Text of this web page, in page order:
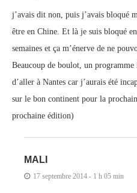
j’avais dit non, puis j’avais bloqué
être en Chine. Et là je suis bloqué
semaines et ça m’énerve de ne
Beaucoup de boulot, un
d’aller à Nantes car j’aurais été
sur le bon continent pour la
prochaine édition)
MALI
17 septembre 2014 - 1 h 05 min